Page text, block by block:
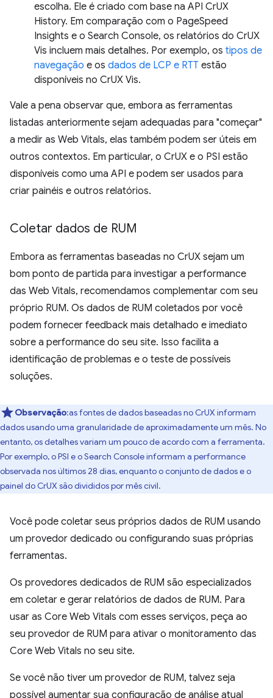
escolha. Ele é criado com base na API CrUX
History. Em comparação com o PageSpeed
Insights e o Search Console, os relatórios do CrUX
Vis incluem mais detalhes. Por exemplo, os tipos de
navegação e os dados de LCP e RTT estão
disponíveis no CrUX Vis.
Vale a pena observar que, embora as ferramentas
listadas anteriormente sejam adequadas para "começar"
a medir as Web Vitals, elas também podem ser úteis em
outros contextos. Em particular, o CrUX e o PSI estão
disponíveis como uma API e podem ser usados para
criar painéis e outros relatórios.
Coletar dados de RUM
Embora as ferramentas baseadas no CrUX sejam um
bom ponto de partida para investigar a performance
das Web Vitals, recomendamos complementar com seu
próprio RUM. Os dados de RUM coletados por você
podem fornecer feedback mais detalhado e imediato
sobre a performance do seu site. Isso facilita a
identificação de problemas e o teste de possíveis
soluções.
Observação:as fontes de dados baseadas no CrUX informam
dados usando uma granularidade de aproximadamente um mês. No
entanto, os detalhes variam um pouco de acordo com a ferramenta.
Por exemplo, o PSI e o Search Console informam a performance
observada nos últimos 28 dias, enquanto o conjunto de dados e o
painel do CrUX são divididos por mês civil.
Você pode coletar seus próprios dados de RUM usando
um provedor dedicado ou configurando suas próprias
ferramentas.
Os provedores dedicados de RUM são especializados
em coletar e gerar relatórios de dados de RUM. Para
usar as Core Web Vitals com esses serviços, peça ao
seu provedor de RUM para ativar o monitoramento das
Core Web Vitals no seu site.
Se você não tiver um provedor de RUM, talvez seja
possível aumentar sua configuração de análise atual